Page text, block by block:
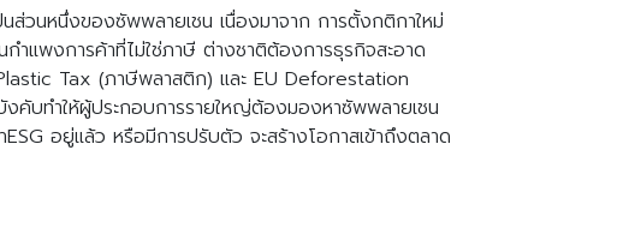
วนหนึ่งของซัพพลายเชน เนื่องมาจาก การตั้งกติกาใหม่
ำแพงการค้าที่ไม่ใช่ภาษี ต่างชาติต้องการธุรกิจสะอาด
Tax (ภาษีพลาสติก) และ EU Deforestation
คับทำให้ผู้ประกอบการรายใหญ่ต้องมองหาซัพพลายเชน
อยู่แล้ว หรือมีการปรับตัว จะสร้างโอกาสเข้าถึงตลาด